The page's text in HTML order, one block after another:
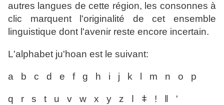
autres langues de cette région, les consonnes à
clic marquent l'originalité de cet ensemble
linguistique dont l'avenir reste encore incertain.
L'alphabet ju'hoan est le suivant:
a b c d e f g h i j k l m n o p
q r s t u v w x y z ǀ ǂ ǃ ǁ '